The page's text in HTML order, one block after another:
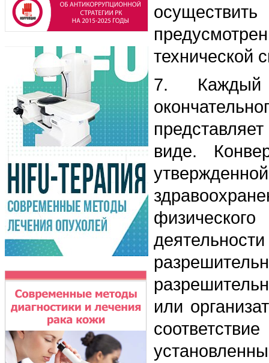
технической
7. Каждый
виде.
или